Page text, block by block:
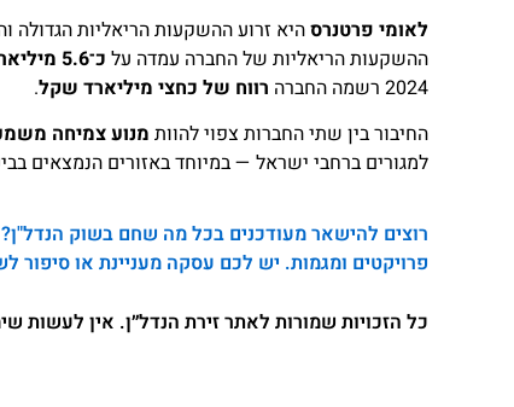
לאומי פרטנרס
ההשקעות הריאליות של החברה עמדה על כ־5.6 מיליארד שקל
2024 רשמה החברה
רווח של כחצי מיליארד שקל.
החיבור בין שתי החברות צפוי להוות מנוע צמיחה
למגורים ברחבי ישראל — במיוחד באזורים הנמצאים
רוצים להישאר מעודכנים בכל מה שחם בשוק
פרויקטים ומגמות. יש לכם עסקה מעניינת או
כל הזכויות שמורות לאתר זירת הנדל״ן. אין לעשות